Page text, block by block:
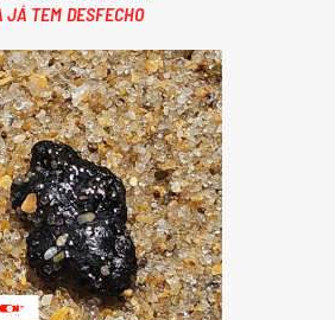
JÁ TEM DESFECHO